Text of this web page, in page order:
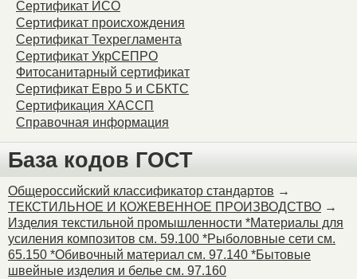
Сертификат ИСО
Сертификат происхождения
Сертификат Техрегламента
Сертификат УкрСЕПРО
Фитосанитарный сертификат
Сертификат Евро 5 и СБКТС
Сертификация ХАССП
Справочная информация
База кодов ГОСТ
Общероссийский классификатор стандартов →
ТЕКСТИЛЬНОЕ И КОЖЕВЕННОЕ ПРОИЗВОДСТВО →
Изделия текстильной промышленности *Материалы для
усиления композитов см. 59.100 *Рыболовные сети см.
65.150 *Обивочный материал см. 97.140 *Бытовые
швейные изделия и белье см. 97.160